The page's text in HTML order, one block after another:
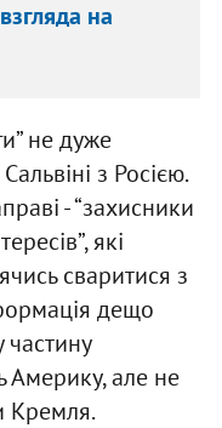
на
не дуже
з Росією.
- “захисники
які
сваритися з
дещо
Америку, але не
Кремля.